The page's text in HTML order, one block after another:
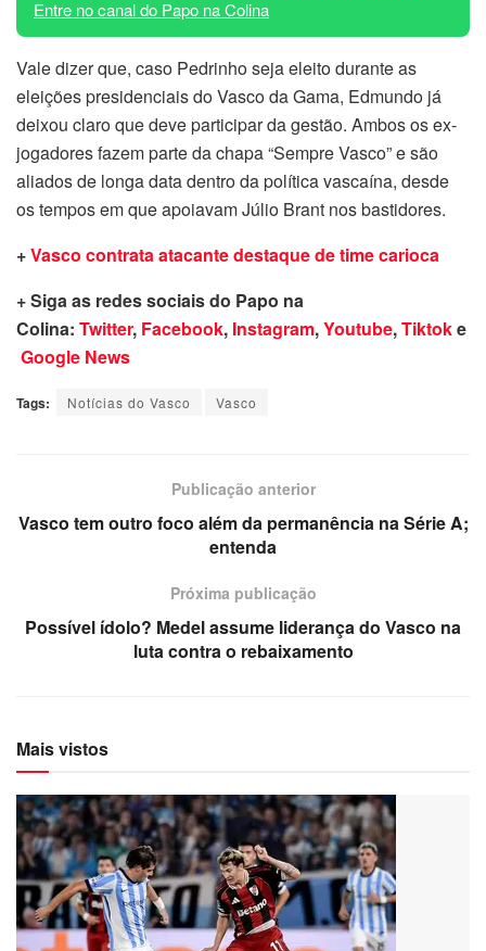
Entre no canal do Papo na Colina
Vale dizer que, caso Pedrinho seja eleito durante as
eleições presidenciais do Vasco da Gama, Edmundo já
deixou claro que deve participar da gestão. Ambos os ex-
jogadores fazem parte da chapa “Sempre Vasco” e são
aliados de longa data dentro da política vascaína, desde
os tempos em que apoiavam Júlio Brant nos bastidores.
+Vasco contrata atacante destaque de time carioca
+ Siga as redes sociais do Papo na
Colina: Twitter, Facebook, Instagram,Youtube,Tiktoke
Google News
Tags: Notícias do Vasco Vasco
Publicação anterior
Vasco tem outro foco além da permanência na Série A;
entenda
Próxima publicação
Possível ídolo? Medel assume liderança do Vasco na
luta contra o rebaixamento
Mais vistos